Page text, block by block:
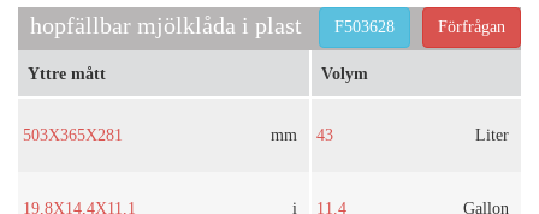
hopfällbar mjölklåda i plast Förfrågan
F503628
Yttre mått
503X365X281 mm
19,8X14,4X11,1 i
Volym
43 Liter
11.4 Gallon